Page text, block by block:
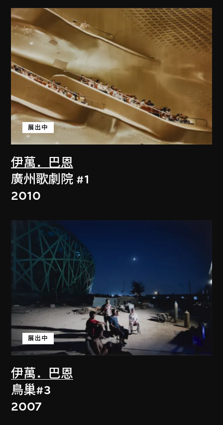
伊萬．巴恩
展出中
廣州歌劇院 #1
2010
伊萬．巴恩
展出中
鳥巢#3
2007